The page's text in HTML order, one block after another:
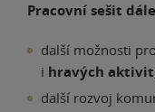
Pracovní sešit
další možnosti
i hravých aktivit
další rozvoj